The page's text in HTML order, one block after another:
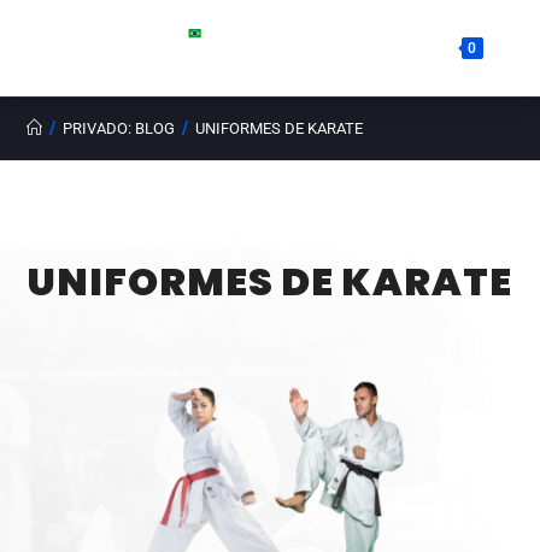
0
UNIFORMES DE KARATE
/ PRIVADO: BLOG / UNIFORMES DE KARATE